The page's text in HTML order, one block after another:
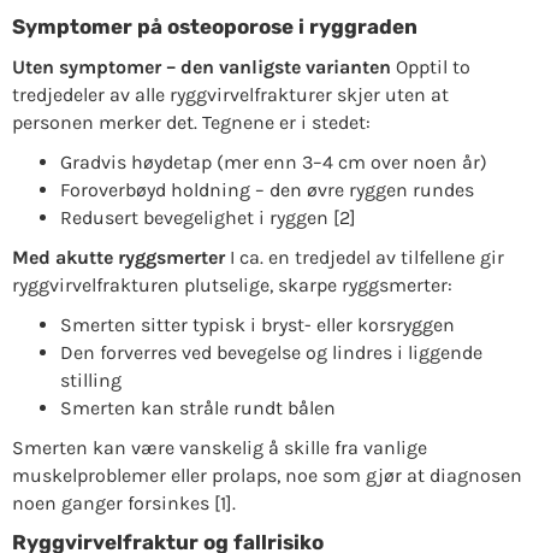
Symptomer på osteoporose i ryggraden
Uten symptomer – den vanligste varianten Opptil to
tredjedeler av alle ryggvirvelfrakturer skjer uten at
personen merker det. Tegnene er i stedet:
Gradvis høydetap (mer enn 3–4 cm over noen år)
Foroverbøyd holdning – den øvre ryggen rundes
Redusert bevegelighet i ryggen [2]
Med akutte ryggsmerterI ca. en tredjedel av tilfellene gir
ryggvirvelfrakturen plutselige, skarpe ryggsmerter:
Smerten sitter typisk i bryst- eller korsryggen
Den forverres ved bevegelse og lindres i liggende
stilling
Smerten kan stråle rundt bålen
Smerten kan være vanskelig å skille fra vanlige
muskelproblemer eller prolaps, noe som gjør at diagnosen
noen ganger forsinkes [1].
Ryggvirvelfraktur og fallrisiko